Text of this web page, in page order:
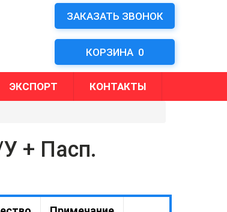
ЗАКАЗАТЬ ЗВОНОК
КОРЗИНА 0
ЭКСПОРТ КОНТАКТЫ
+ Пасп.